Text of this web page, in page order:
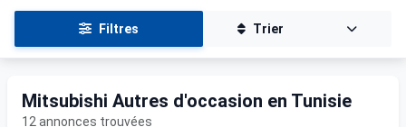
Filtres Trier
Mitsubishi Autres d'occasion en Tunisie
12 annonces trouvées